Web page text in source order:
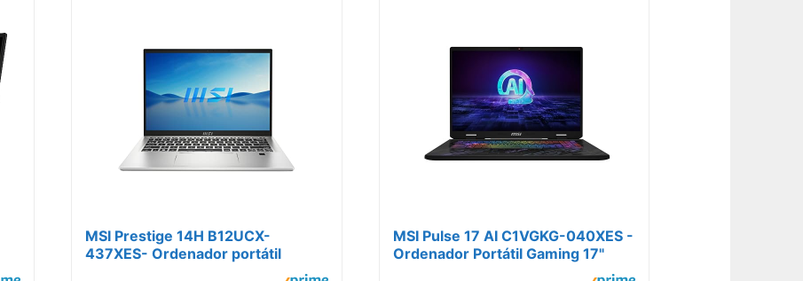
MSI Prestige 14H B12UCX-
437XES- Ordenador portátil
Ultraligero 14" 16:10 FHD+ (Intel
MSI Pulse 17 AI C1VGKG-040XES -
Ordenador Portátil Gaming 17"
FullHD+ (Intel Core Ultra 7 155H,...